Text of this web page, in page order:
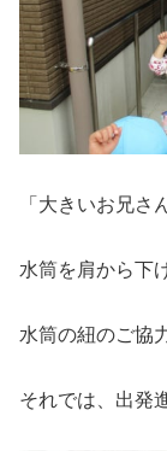
「大きいお兄さ
水筒を肩から下
水筒の紐のご協
それでは、出発